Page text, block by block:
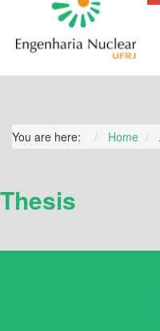
You are here: Home
Thesis